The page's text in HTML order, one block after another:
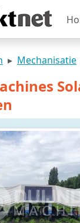
Mechanisatie